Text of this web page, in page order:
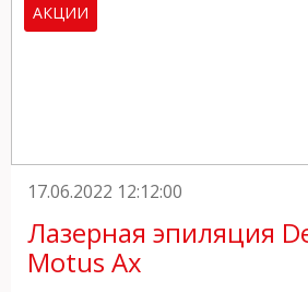
АКЦИИ
17.06.2022 12:12:00
Лазерная эпиляция
Motus Ax